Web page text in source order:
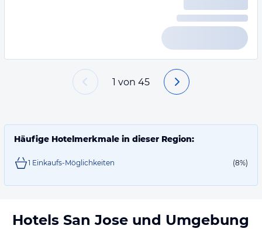
1 von 45
Häufige Hotelmerkmale in dieser Region:
1 Einkaufs-Möglichkeiten (8%)
Hotels San Jose und Umgebung